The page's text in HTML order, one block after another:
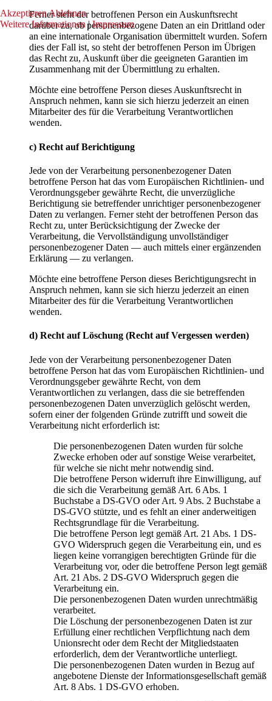
Ferner steht der betroffenen Person ein Auskunftsrecht
darüber zu, ob personenbezogene Daten an ein Drittland oder
an eine internationale Organisation übermittelt wurden. Sofern
dies der Fall ist, so steht der betroffenen Person im Übrigen
das Recht zu, Auskunft über die geeigneten Garantien im
Zusammenhang mit der Übermittlung zu erhalten.
Möchte eine betroffene Person dieses Auskunftsrecht in
Anspruch nehmen, kann sie sich hierzu jederzeit an einen
Mitarbeiter des für die Verarbeitung Verantwortlichen
wenden.
c) Recht auf Berichtigung
Jede von der Verarbeitung personenbezogener Daten
betroffene Person hat das vom Europäischen Richtlinien- und
Verordnungsgeber gewährte Recht, die unverzügliche
Berichtigung sie betreffender unrichtiger personenbezogener
Daten zu verlangen. Ferner steht der betroffenen Person das
Recht zu, unter Berücksichtigung der Zwecke der
Verarbeitung, die Vervollständigung unvollständiger
personenbezogener Daten — auch mittels einer ergänzenden
Erklärung — zu verlangen.
Möchte eine betroffene Person dieses Berichtigungsrecht in
Anspruch nehmen, kann sie sich hierzu jederzeit an einen
Mitarbeiter des für die Verarbeitung Verantwortlichen
wenden.
d) Recht auf Löschung (Recht auf Vergessen werden)
Jede von der Verarbeitung personenbezogener Daten
betroffene Person hat das vom Europäischen Richtlinien- und
Verordnungsgeber gewährte Recht, von dem
Verantwortlichen zu verlangen, dass die sie betreffenden
personenbezogenen Daten unverzüglich gelöscht werden,
sofern einer der folgenden Gründe zutrifft und soweit die
Verarbeitung nicht erforderlich ist:
Die personenbezogenen Daten wurden für solche
Zwecke erhoben oder auf sonstige Weise verarbeitet,
für welche sie nicht mehr notwendig sind.
Die betroffene Person widerruft ihre Einwilligung, auf
die sich die Verarbeitung gemäß Art. 6 Abs. 1
Buchstabe a DS-GVO oder Art. 9 Abs. 2 Buchstabe a
DS-GVO stützte, und es fehlt an einer anderweitigen
Rechtsgrundlage für die Verarbeitung.
Die betroffene Person legt gemäß Art. 21 Abs. 1 DS-
GVO Widerspruch gegen die Verarbeitung ein, und es
liegen keine vorrangigen berechtigten Gründe für die
Verarbeitung vor, oder die betroffene Person legt gemäß
Art. 21 Abs. 2 DS-GVO Widerspruch gegen die
Verarbeitung ein.
Die personenbezogenen Daten wurden unrechtmäßig
verarbeitet.
Die Löschung der personenbezogenen Daten ist zur
Erfüllung einer rechtlichen Verpflichtung nach dem
Unionsrecht oder dem Recht der Mitgliedstaaten
erforderlich, dem der Verantwortliche unterliegt.
Die personenbezogenen Daten wurden in Bezug auf
angebotene Dienste der Informationsgesellschaft gemäß
Art. 8 Abs. 1 DS-GVO erhoben.
Akzeptieren Ablehnen
Weitere Informationen|Impressum